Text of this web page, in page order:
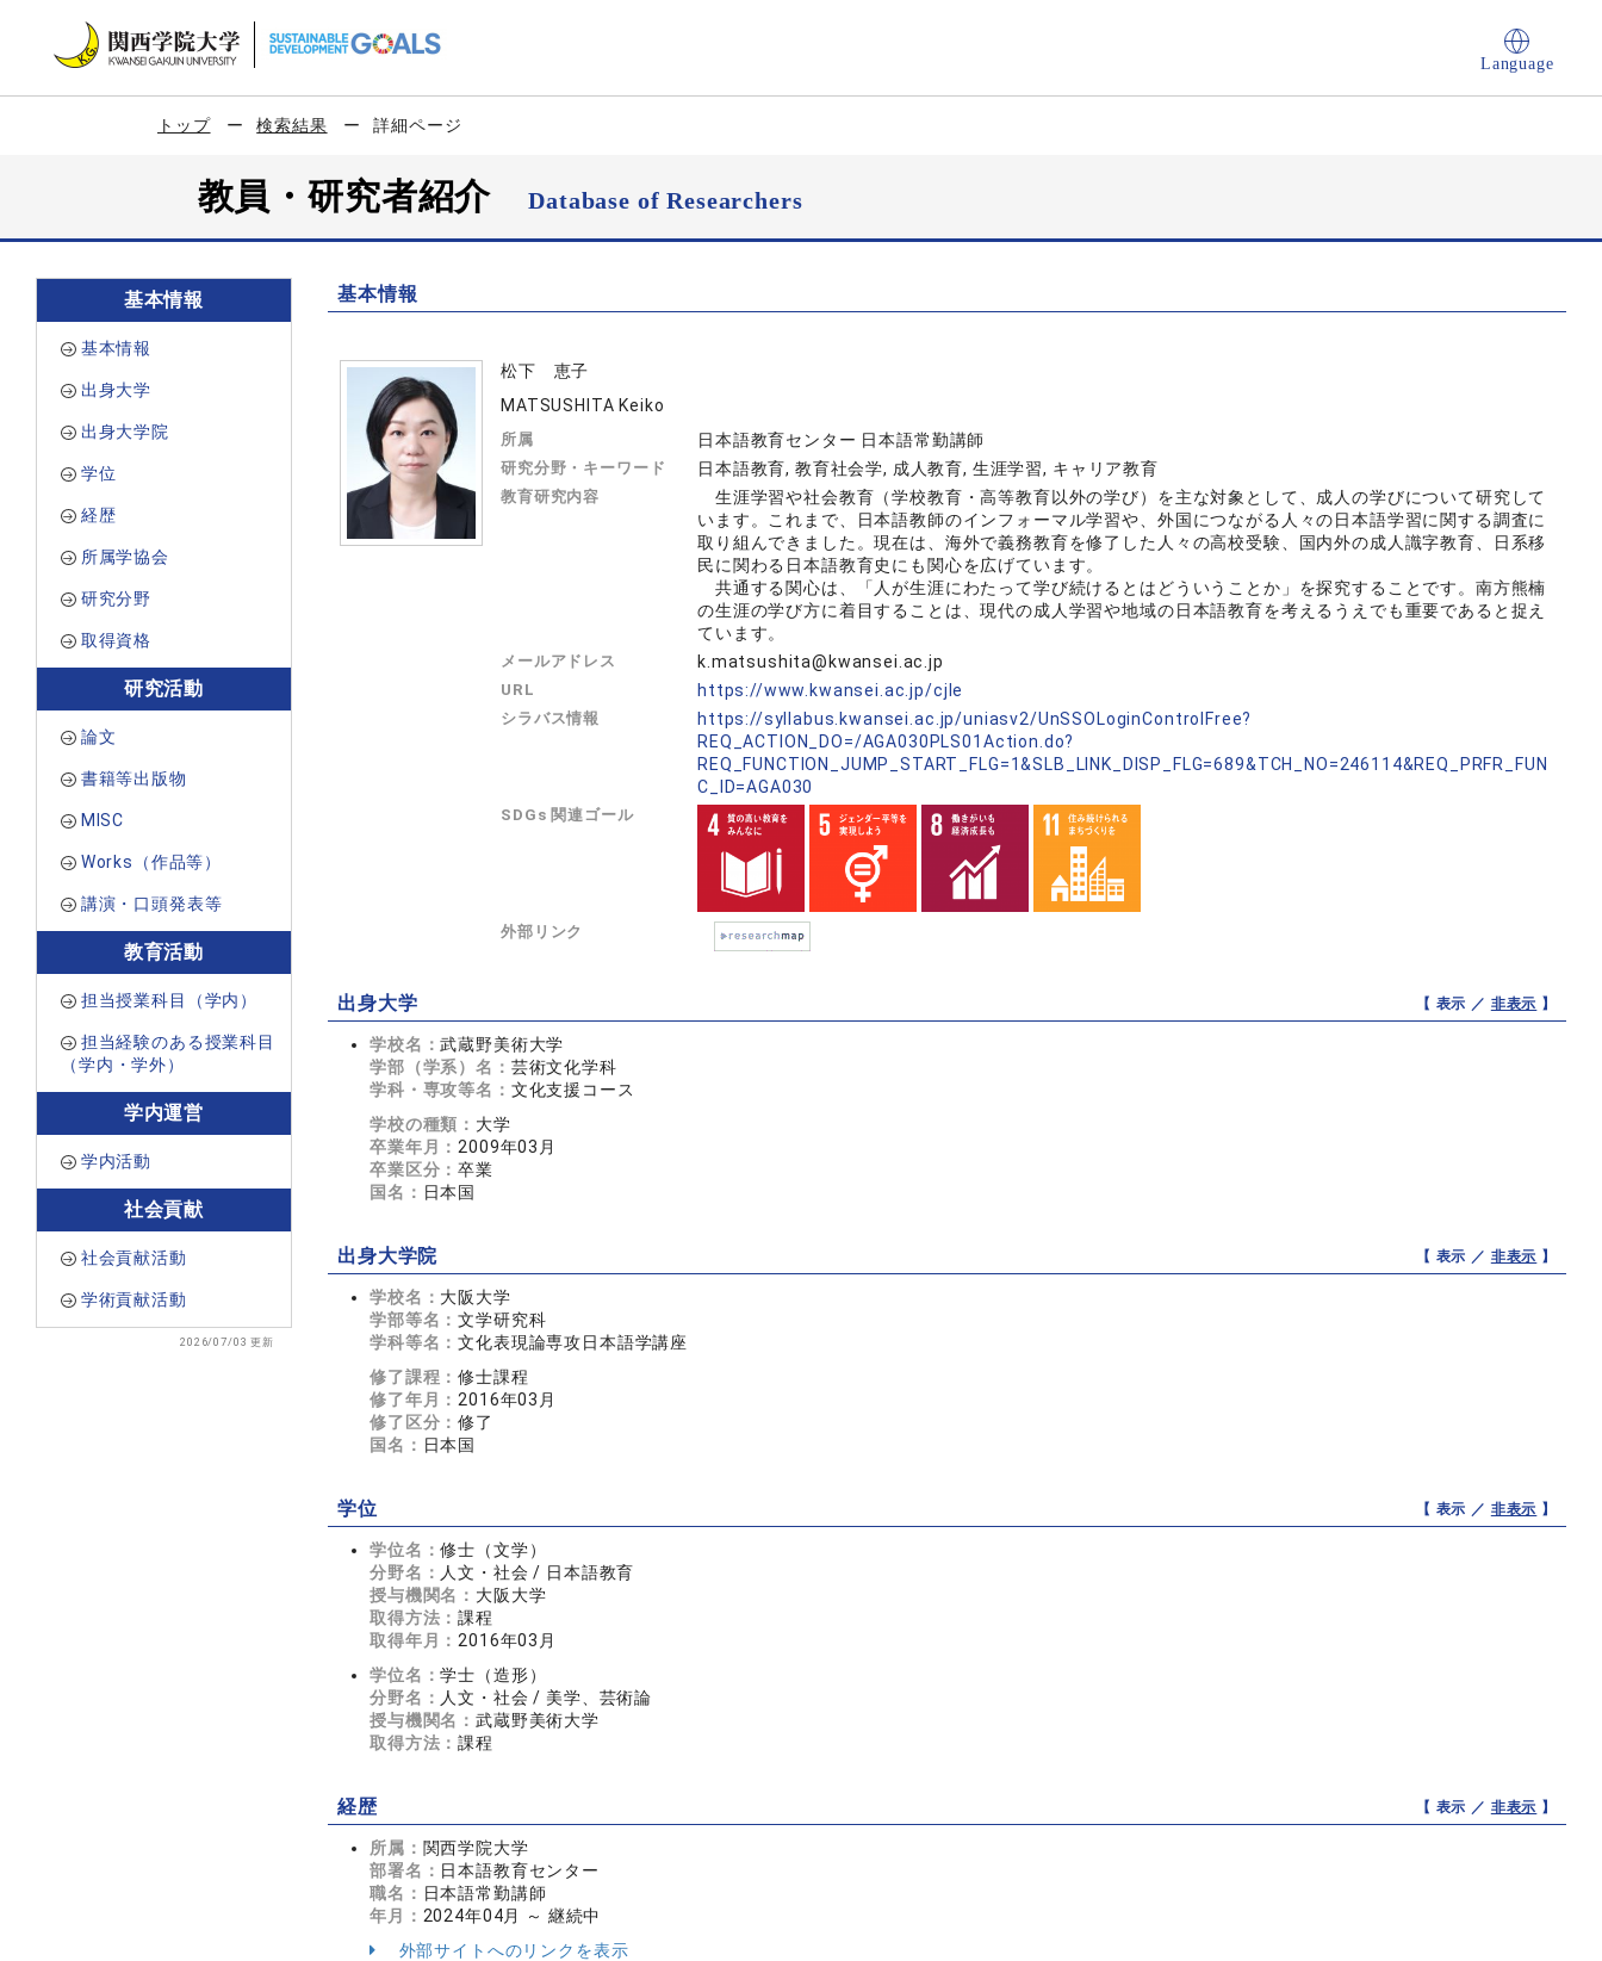
Language
トップ 検索結果 詳細ページ
教員・研究者紹介Database of Researchers
基本情報
基本情報
出身大学
出身大学院
学位
経歴
所属学協会
研究分野
取得資格
研究活動
論文
書籍等出版物
MISC
Works（作品等）
講演・口頭発表等
教育活動
担当授業科目（学内）
担当経験のある授業科目
（学内・学外）
学内運営
学内活動
社会貢献
社会貢献活動
学術貢献活動
2026/07/03 更新
基本情報
松下 恵子
MATSUSHITA Keiko
所属 日本語教育センター 日本語常勤講師
研究分野・キーワード 日本語教育, 教育社会学, 成人教育, 生涯学習, キャリア教育
教育研究内容
生涯学習や社会教育（学校教育・高等教育以外の学び）を主な対象として、成人の学びについて研究して
います。これまで、日本語教師のインフォーマル学習や、外国につながる人々の日本語学習に関する調査に
取り組んできました。現在は、海外で義務教育を修了した人々の高校受験、国内外の成人識字教育、日系移
民に関わる日本語教育史にも関心を広げています。
共通する関心は、「人が生涯にわたって学び続けるとはどういうことか」を探究することです。南方熊楠
の生涯の学び方に着目することは、現代の成人学習や地域の日本語教育を考えるうえでも重要であると捉え
ています。
メールアドレス k.matsushita@kwansei.ac.jp
URL https://www.kwansei.ac.jp/cjle
シラバス情報
https://syllabus.kwansei.ac.jp/uniasv2/UnSSOLoginControlFree?
REQ_ACTION_DO=/AGA030PLS01Action.do?
REQ_FUNCTION_JUMP_START_FLG=1&SLB_LINK_DISP_FLG=689&TCH_NO=246114&REQ_PRFR_FUN
C_ID=AGA030
SDGs 関連ゴール
外部リンク
出身大学 【 表示 ／ 非表示 】
学校名：武蔵野美術大学
学部（学系）名： 芸術文化学科
学科・専攻等名： 文化支援コース
学校の種類： 大学
卒業年月： 2009年03月
卒業区分：卒業
国名： 日本国
出身大学院 【 表示 ／ 非表示 】
学校名： 大阪大学
学部等名：文学研究科
学科等名：文化表現論専攻日本語学講座
修了課程：修士課程
修了年月： 2016年03月
修了区分：修了
国名： 日本国
学位 【 表示 ／ 非表示 】
学位名：修士（文学）
分野名： 人文・社会 / 日本語教育
授与機関名： 大阪大学
取得方法：課程
取得年月： 2016年03月
学位名：学士（造形）
分野名： 人文・社会 / 美学、芸術論
授与機関名：武蔵野美術大学
取得方法：課程
経歴 【 表示 ／ 非表示 】
所属： 関西学院大学
部署名： 日本語教育センター
職名： 日本語常勤講師
年月： 2024年04月 ～ 継続中
外部サイトへのリンクを表示